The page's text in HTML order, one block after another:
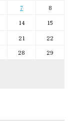
7
8
14
15
21
22
28
29